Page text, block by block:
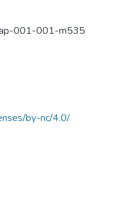
001-001-m535
by-nc/4.0/